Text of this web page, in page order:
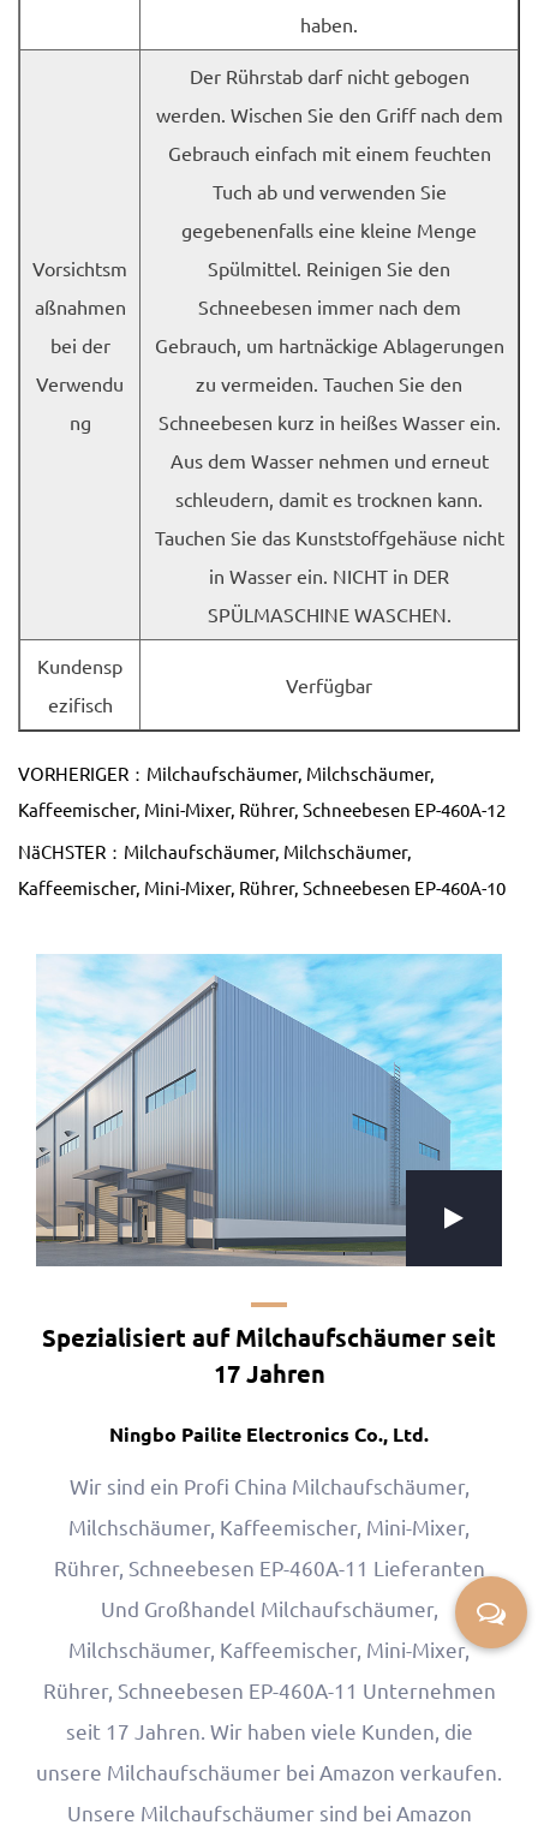
haben.
Vorsichtsm
aßnahmen
bei der
Verwendu
ng
Der Rührstab darf nicht gebogen
werden. Wischen Sie den Griff nach dem
Gebrauch einfach mit einem feuchten
Tuch ab und verwenden Sie
gegebenenfalls eine kleine Menge
Spülmittel. Reinigen Sie den
Schneebesen immer nach dem
Gebrauch, um hartnäckige Ablagerungen
zu vermeiden. Tauchen Sie den
Schneebesen kurz in heißes Wasser ein.
Aus dem Wasser nehmen und erneut
schleudern, damit es trocknen kann.
Tauchen Sie das Kunststoffgehäuse nicht
in Wasser ein. NICHT in DER
SPÜLMASCHINE WASCHEN.
Kundensp
ezifisch
Verfügbar
VORHERIGER：Milchaufschäumer, Milchschäumer,
Kaffeemischer, Mini-Mixer, Rührer, Schneebesen EP-460A-12
NäCHSTER：Milchaufschäumer, Milchschäumer,
Kaffeemischer, Mini-Mixer, Rührer, Schneebesen EP-460A-10
Spezialisiert auf Milchaufschäumer seit
17 Jahren
Ningbo Pailite Electronics Co., Ltd.
Wir sind ein Profi China Milchaufschäumer,
Milchschäumer, Kaffeemischer, Mini-Mixer,
Rührer, Schneebesen EP-460A-11 Lieferanten
Und Großhandel Milchaufschäumer,
Milchschäumer, Kaffeemischer, Mini-Mixer,
Rührer, Schneebesen EP-460A-11 Unternehmen
seit 17 Jahren. Wir haben viele Kunden, die
unsere Milchaufschäumer bei Amazon verkaufen.
Unsere Milchaufschäumer sind bei Amazon